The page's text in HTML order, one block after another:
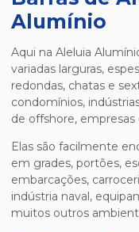
Alumínio
Aqui na Aleluia
variadas larguras,
redondas, chatas e
condomínios,
de offshore, empresas
Elas são facilmente
em grades, portões,
embarcações,
indústria naval,
muitos outros